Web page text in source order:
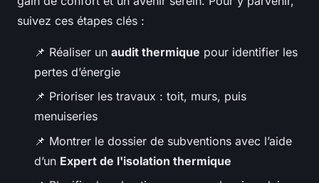
suivez ces étapes clés :
📌 Réaliser un audit thermique pour identifier les
pertes d’énergie
📌 Prioriser les travaux : toit, murs, puis
menuiseries
📌 Montrer le dossier de subventions avec l’aide
d’un Expert de l'isolation thermique